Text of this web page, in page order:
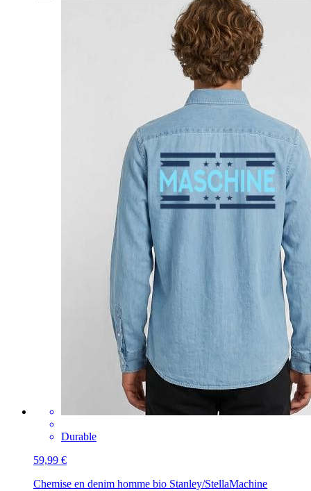
Durable
59,99 €
Chemise en denim homme bio Stanley/StellaMachine